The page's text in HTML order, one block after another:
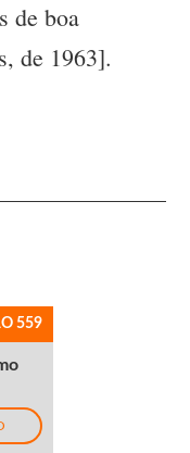
de boa
de 1963].
559